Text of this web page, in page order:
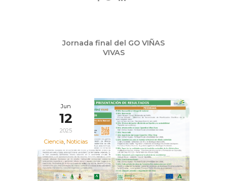
Jornada final del GO VIÑAS
VIVAS
Jun
12
2025
Ciencia, Noticias